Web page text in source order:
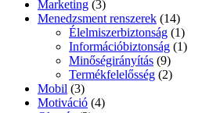
Marketing (3)
Menedzsment renszerek (14)
Élelmiszerbiztonság (1)
Információbiztonság (1)
Minőségirányítás (9)
Termékfelelősség (2)
Mobil (3)
Motiváció (4)